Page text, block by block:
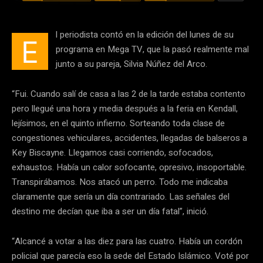
E
l periodista contó en la edición del lunes de su
programa en Mega TV, que la pasó realmente mal
junto a su pareja, Silvia Núñez del Arco.
“Fui. Cuando salí de casa a las 2 de la tarde estaba contento
pero llegué una hora y media después a la feria en Kendall,
lejísimos, en el quinto infierno. Sorteando toda clase de
congestiones vehiculares, accidentes, llegadas de balseros a
Key Biscayne. Llegamos casi corriendo, sofocados,
exhaustos. Había un calor sofocante, opresivo, insoportable.
Transpirábamos. Nos atacó un perro. Todo me indicaba
claramente que sería un día contrariado. Las señales del
destino me decían que iba a ser un día fatal”, inició.
“Alcancé a votar a las diez para las cuatro. Había un cordón
policial que parecía eso la sede del Estado Islámico. Voté por